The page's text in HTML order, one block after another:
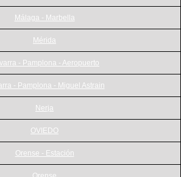
Málaga - Marbella
Mérida
- Pamplona - Aeropuerto
- Pamplona - Miguel Astrain
Nerja
OVIEDO
Orense - Estación